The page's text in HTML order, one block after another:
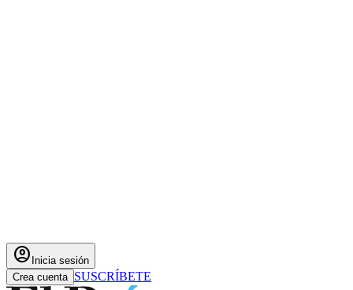
account_circle Inicia sesión
Crea cuenta SUSCRÍBETE